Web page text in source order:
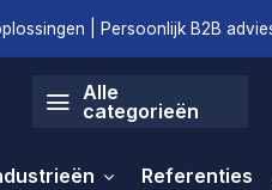
| Persoonlijk B2B
Alle
categorieën
Referenties